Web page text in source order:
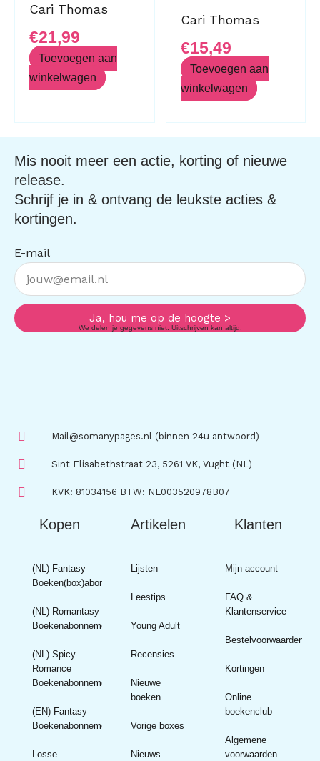
Cari Thomas
€21,99
Toevoegen aan
winkelwagen
Cari Thomas
€15,49
Toevoegen aan
winkelwagen
Mis nooit meer een actie, korting of nieuwe
release.
Schrijf je in & ontvang de leukste acties &
kortingen.
E-mail
Ja, hou me op de hoogte >
We delen je gegevens niet. Uitschrijven kan altijd.
Mail@somanypages.nl (binnen 24u antwoord)
Sint Elisabethstraat 23, 5261 VK, Vught (NL)
KVK: 81034156 BTW: NL003520978B07
Kopen
(NL) Fantasy
Boeken(box)abonnement
(NL) Romantasy
Boekenabonnement
(NL) Spicy
Romance
Boekenabonnement
(EN) Fantasy
Boekenabonnement
Losse
Artikelen
Lijsten
Leestips
Young Adult
Recensies
Nieuwe
boeken
Vorige boxes
Nieuws
Klanten
Mijn account
FAQ &
Klantenservice
Bestelvoorwaarden
Kortingen
Online
boekenclub
Algemene
voorwaarden